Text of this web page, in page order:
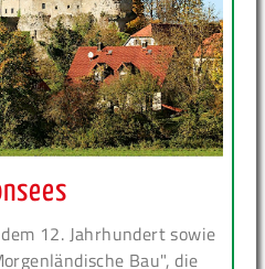
12. Jahrhundert sowie
Bau", die